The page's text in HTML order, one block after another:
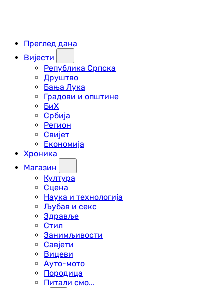
Преглед дана
Вијести
Република Српска
Друштво
Бања Лука
Градови и општине
БиХ
Србија
Регион
Свијет
Економија
Хроника
Магазин
Култура
Сцена
Наука и технологија
Љубав и секс
Здравље
Стил
Занимљивости
Савјети
Вицеви
Ауто-мото
Породица
Питали смо...